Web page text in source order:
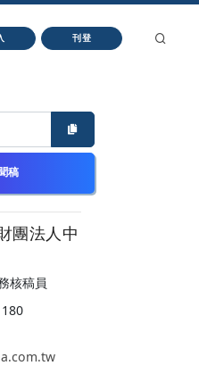
刊登
稿
團法人中
核稿員